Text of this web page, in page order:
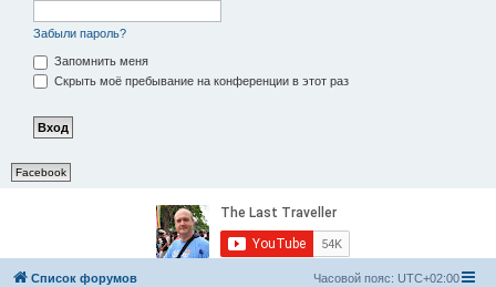
Забыли пароль?
Запомнить меня
Скрыть моё пребывание на конференции в этот раз
Facebook
Список форумов Часовой пояс: UTC+02:00